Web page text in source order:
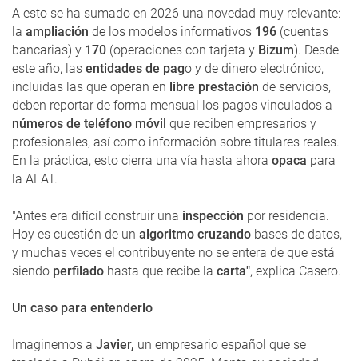
A esto se ha sumado en 2026 una novedad muy relevante:
la ampliación de los modelos informativos 196 (cuentas
bancarias) y 170 (operaciones con tarjeta y Bizum). Desde
este año, las entidades de pago y de dinero electrónico,
incluidas las que operan en libre prestación de servicios,
deben reportar de forma mensual los pagos vinculados a
números de teléfono móvil que reciben empresarios y
profesionales, así como información sobre titulares reales.
En la práctica, esto cierra una vía hasta ahora opaca para
la AEAT.
"Antes era difícil construir una inspección por residencia.
Hoy es cuestión de un algoritmo cruzando bases de datos,
y muchas veces el contribuyente no se entera de que está
siendo perfilado hasta que recibe la carta", explica Casero.
Un caso para entenderlo
Imaginemos a Javier, un empresario español que se